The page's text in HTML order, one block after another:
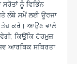
ਨੂੰ ਵਿਭਿੰਨ
ਲੰਬੇ ਸਮੇਂ ਲਈ ਊਰਜਾ
ਤੇਜ਼ ਕਰੇ। ਆਉਣ ਵਾਲੇ
ਕਿਉਂਕਿ ਹੋਰਮੁਜ਼
ਆਰਥਿਕ ਸਥਿਰਤਾ